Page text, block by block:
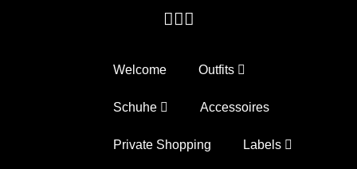
Welcome
Outfits
Schuhe Accessoires
Private Shopping Labels